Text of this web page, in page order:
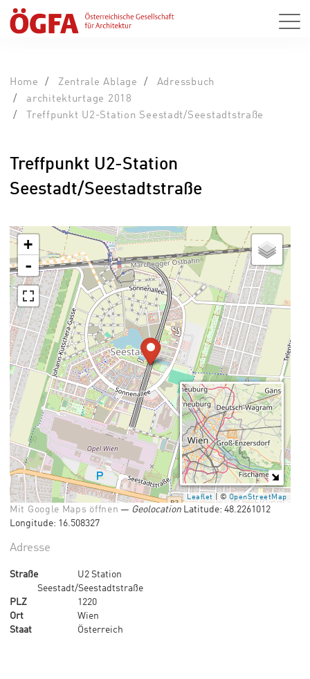
Home Zentrale Ablage
Adressbuch
architekturtage 2018
Treffpunkt U2-Station Seestadt/Seestadtstraße
Treffpunkt U2-Station
Seestadt/Seestadtstraße
+
-
Leaflet | © OpenStreetMap
Mit Google Maps öffnen — Geolocation Latitude: 48.2261012
Longitude: 16.508327
Adresse
Straße
U2 Station
Seestadt/Seestadtstraße
PLZ
1220
Ort
Wien
Staat
Österreich